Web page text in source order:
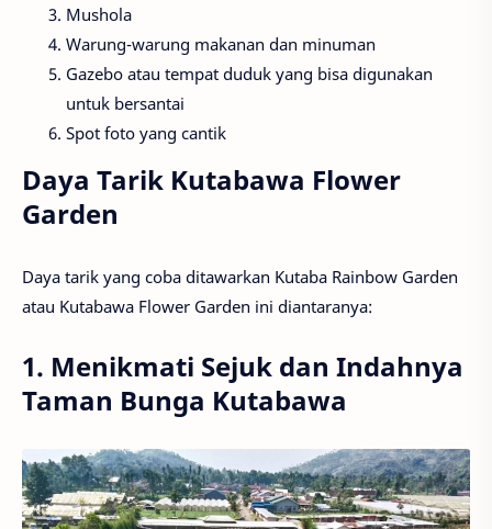
Mushola
Warung-warung makanan dan minuman
Gazebo atau tempat duduk yang bisa digunakan
untuk bersantai
Spot foto yang cantik
Daya Tarik Kutabawa Flower
Garden
Daya tarik yang coba ditawarkan Kutaba Rainbow Garden
atau Kutabawa Flower Garden ini diantaranya:
1. Menikmati Sejuk dan Indahnya
Taman Bunga Kutabawa